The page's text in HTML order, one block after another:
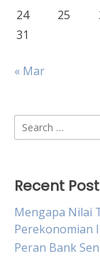
24
25
31
« Mar
Search
for:
Recent
Mengapa Nilai
Perekonomian
Peran Bank